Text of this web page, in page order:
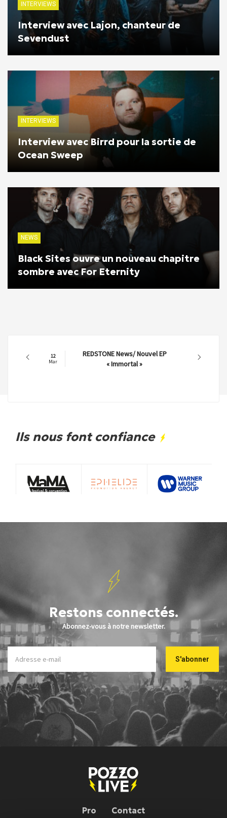
INTERVIEWS
Interview avec Lajon, chanteur de
Sevendust
INTERVIEWS
Interview avec Birrd pour la sortie de
Ocean Sweep
NEWS
Black Sites ouvre un nouveau chapitre
sombre avec For Eternity
12
Mar
REDSTONE News/ Nouvel EP
« Immortal »
Ils nous font confiance
Restons connectés.
Abonnez-vous à notre newsletter.
Pro Contact